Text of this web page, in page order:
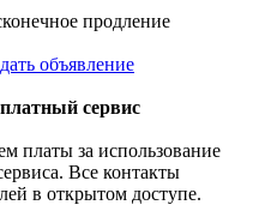
продление
объявление
сервис
платы за использование
Все контакты
в открытом доступе.